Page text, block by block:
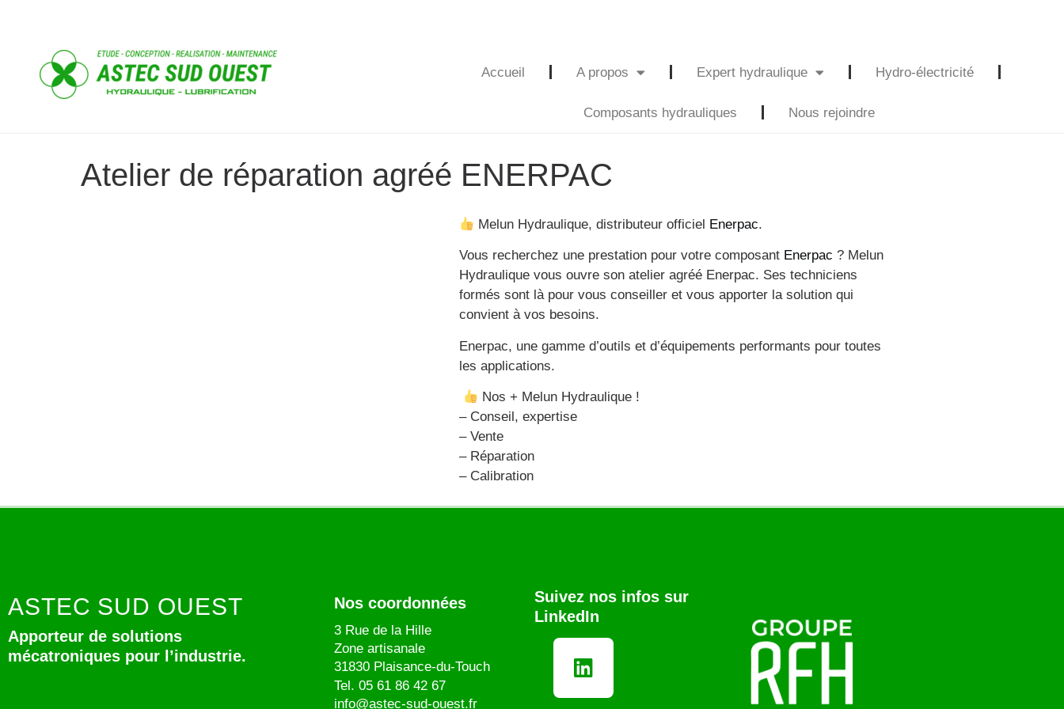
Accueil A propos Expert hydraulique Hydro-électricité
Composants hydrauliques Nous rejoindre
Atelier de réparation agréé ENERPAC
Melun Hydraulique, distributeur officiel Enerpac.
Vous recherchez une prestation pour votre composant Enerpac ? Melun
Hydraulique vous ouvre son atelier agréé Enerpac. Ses techniciens
formés sont là pour vous conseiller et vous apporter la solution qui
convient à vos besoins.
Enerpac, une gamme d’outils et d’équipements performants pour toutes
les applications.
Nos + Melun Hydraulique !
– Conseil, expertise
– Vente
– Réparation
– Calibration
ASTEC SUD OUEST
Apporteur de solutions
mécatroniques pour l’industrie.
Nos coordonnées
3 Rue de la Hille
Zone artisanale
31830 Plaisance-du-Touch
Tel. 05 61 86 42 67
info@astec-sud-ouest.fr
Suivez nos infos sur
LinkedIn